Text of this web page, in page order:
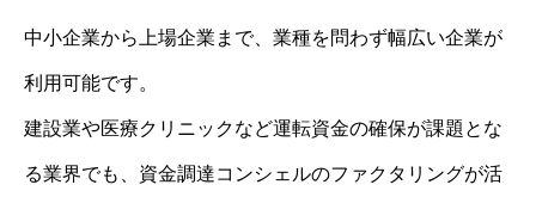
中小企業から上場企業まで、業種を問わず幅広い企業が
利用可能です。
建設業や医療クリニックなど運転資金の確保が課題とな
る業界でも、資金調達コンシェルのファクタリングが活